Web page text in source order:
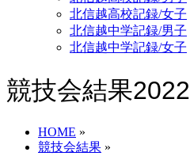
北信越高校記録/女子
北信越中学記録/男子
北信越中学記録/女子
競技会結果2022
HOME »
競技会結果 »